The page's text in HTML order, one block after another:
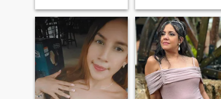
disfruto reír, conocer nuevos
luga
En busca de las co